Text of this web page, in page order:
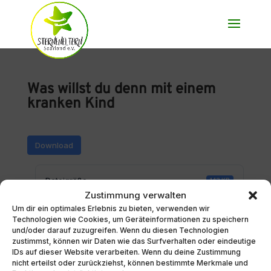
Zustimmung verwalten
Um dir ein optimales Erlebnis zu bieten, verwenden wir
Technologien wie Cookies, um Geräteinformationen zu speichern
und/oder darauf zuzugreifen. Wenn du diesen Technologien
zustimmst, können wir Daten wie das Surfverhalten oder eindeutige
IDs auf dieser Website verarbeiten. Wenn du deine Zustimmung
nicht erteilst oder zurückziehst, können bestimmte Merkmale und
Was willst du denn mit einem
kranken Kind
Download
Dateigröße 143 KB
Datei-Anzahl
Erstellungsdatum 7. Mai 2026